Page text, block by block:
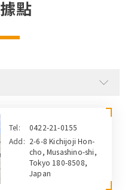
點
Tel:
0422-21-0155
Add: 2-6-8 Kichijoji Hon-
cho, Musashino-shi,
Tokyo 180-8508,
Japan